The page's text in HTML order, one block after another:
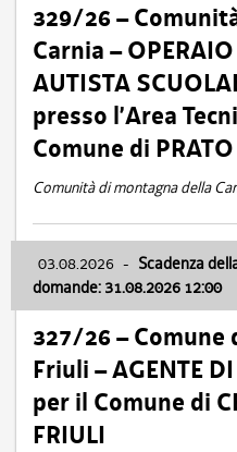
329/26 –
Carnia –
AUTISTA
presso l’Area
Comune di
Comunità di montagna della
03.08.2026 - Scadenza
domande: 31.08.2026 12:00
327/26 – Comune
Friuli – AGENTE
per il Comune di
FRIULI